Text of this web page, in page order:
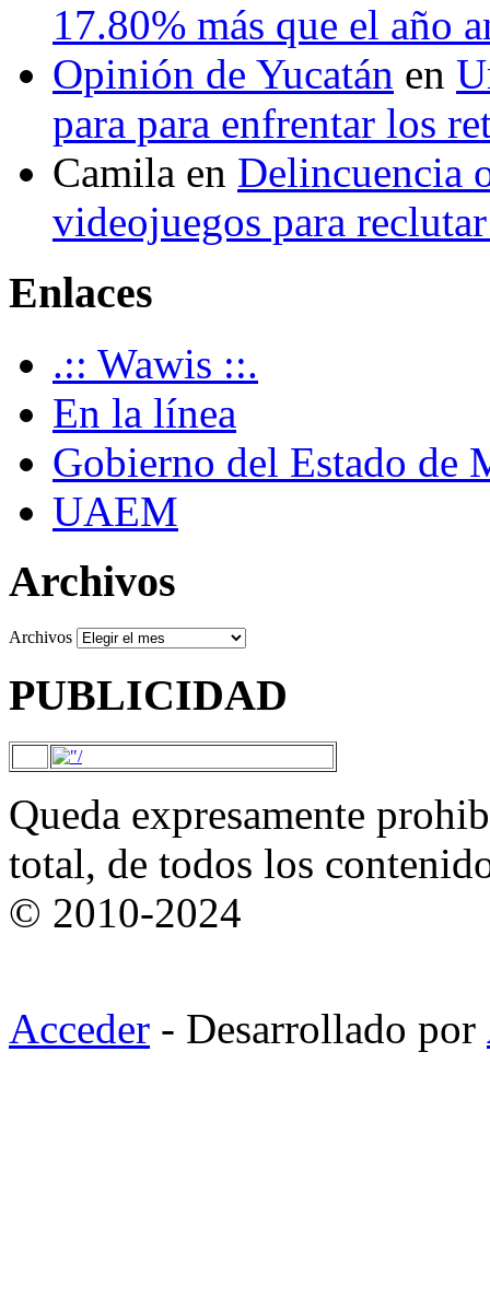
17.80% más que el año
Opinión de Yucatán en
para para enfrentar los
Camila en Delincuencia
videojuegos para
Enlaces
.:: Wawis ::.
En la línea
Gobierno del Estado de
UAEM
Archivos
Archivos
PUBLICIDAD
Queda expresamente
total, de todos los
© 2010-2024
Acceder - Desarrollado por